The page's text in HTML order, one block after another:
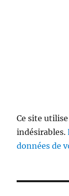
Ce site
indésirables.
données de